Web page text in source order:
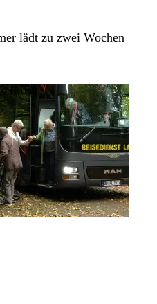
lädt zu zwei Wochen
Hering